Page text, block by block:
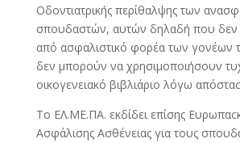
Οδοντιατρικής περίθαλψης των
σπουδαστών, αυτών δηλαδή που δεν
από ασφαλιστικό φορέα των γονέων
δεν µπορούν να χρησιµοποιήσουν
οικογενειακό βιβλιάριο λόγω
Το ΕΛ.ΜΕ.ΠΑ. εκδίδει επίσης
Ασφάλισης Ασθένειας για τους